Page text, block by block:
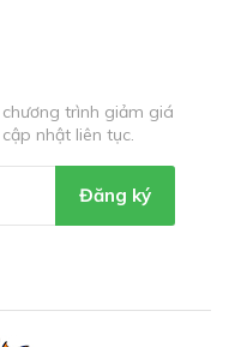
trình giảm giá
nhật liên tục.
Đăng ký